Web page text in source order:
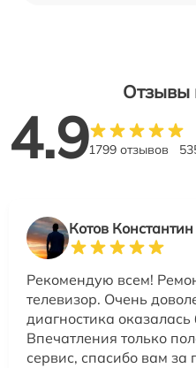
Отзывы
4.91799 отзывов
Котов Константин
Рекомендую всем!
телевизор. Очень
диагностика оказалась
Впечатления только
сервис, спасибо вам за